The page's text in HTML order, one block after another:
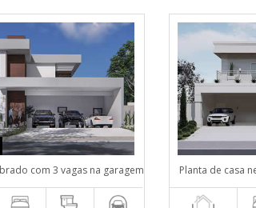
com 3 vagas na garagem Planta de casa